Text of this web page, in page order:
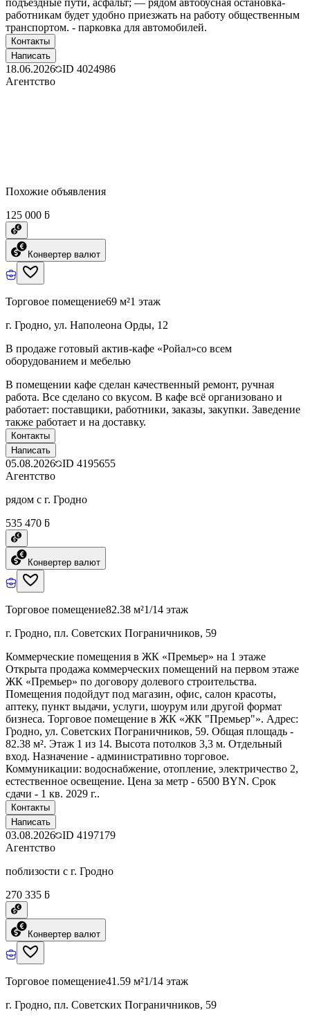
работникам будет удобно приезжать на работу общественным
транспортом. - парковка для автомобилей.
Контакты
Написать
18.06.2026 ID 4024986
Агентство
Похожие объявления
125 000 ƃ
Конвертер валют
Торговое помещение69 м²1 этаж
г. Гродно, ул. Наполеона Орды, 12
В продаже готовый актив-кафе «Ройал»со всем
оборудованием и мебелью
В помещении кафе сделан качественный ремонт, ручная
работа. Все сделано со вкусом. В кафе всё организовано и
работает: поставщики, работники, заказы, закупки. Заведение
также работает и на доставку.
Контакты
Написать
05.08.2026 ID 4195655
Агентство
рядом с г. Гродно
535 470 ƃ
Конвертер валют
Торговое помещение82.38 м²1/14 этаж
г. Гродно, пл. Советских Пограничников, 59
Коммерческие помещения в ЖК «Премьер» на 1 этаже
Открыта продажа коммерческих помещений на первом этаже
ЖК «Премьер» по договору долевого строительства.
Помещения подойдут под магазин, офис, салон красоты,
аптеку, пункт выдачи, услуги, шоурум или другой формат
бизнеса. Торговое помещение в ЖК «ЖК "Премьер"». Адрес:
Гродно, ул. Советских Пограничников, 59. Общая площадь -
82.38 м². Этаж 1 из 14. Высота потолков 3,3 м. Отдельный
вход. Назначение - административно торговое.
Коммуникации: водоснабжение, отопление, электричество 2,
естественное освещение. Цена за метр - 6500 BYN. Срок
сдачи - 1 кв. 2029 г..
Контакты
Написать
03.08.2026 ID 4197179
Агентство
поблизости с г. Гродно
270 335 ƃ
Конвертер валют
Торговое помещение41.59 м²1/14 этаж
г. Гродно, пл. Советских Пограничников, 59